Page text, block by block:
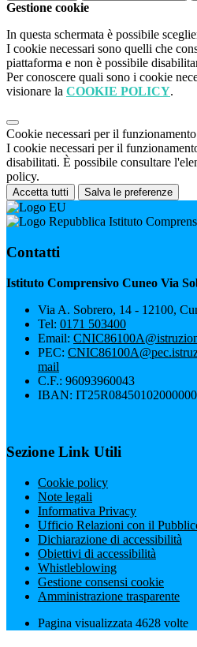
Gestione cookie
In questa schermata è possibile
I cookie necessari sono quelli che
piattaforma e non è possibile
Per conoscere quali sono i cookie
visionare la COOKIE POLICY.
Cookie necessari per il funzionamento
I cookie necessari per il
disabilitati. È possibile consultare
policy.
Accetta tutti Salva le preferenze
Istituto
Contatti
Istituto Comprensivo Cuneo Via
Via A. Sobrero, 14 - 12100,
Tel: 0171 503400
Email:
PEC:
mail
C.F.: 96093960043
IBAN:
Sezione Link Utili
Cookie policy
Note legali
Informativa Privacy
Ufficio Relazioni con il
Dichiarazione di accessibilità
Obiettivi di accessibilità
Whistleblowing
Gestione consensi cookie
Amministrazione trasparente
Pagina visualizzata 4628 volte